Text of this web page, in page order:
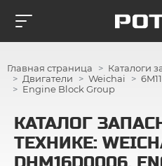
Главная страница
Каталоги
Двигатели
Weichai
Engine Block Group
КАТАЛОГ
ТЕХНИКЕ: